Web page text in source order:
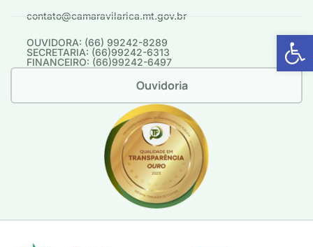
Abrir
contato@camaravilarica.mt.gov.br
OUVIDORA: (66) 99242-8289
SECRETARIA: (66)99242-6313
FINANCEIRO: (66)99242-6497
Ouvidoria